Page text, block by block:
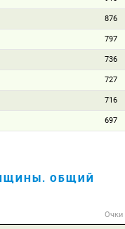
876
797
736
727
716
697
ОБЩИЙ
Очки